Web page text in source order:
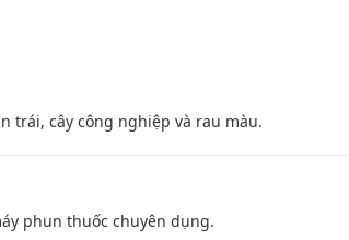
trái, cây công nghiệp và rau màu.
phun thuốc chuyên dụng.